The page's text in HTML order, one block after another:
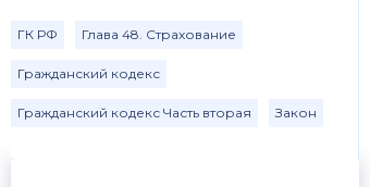
ГК РФ Глава 48. Страхование
Гражданский кодекс
Гражданский кодекс Часть вторая Закон